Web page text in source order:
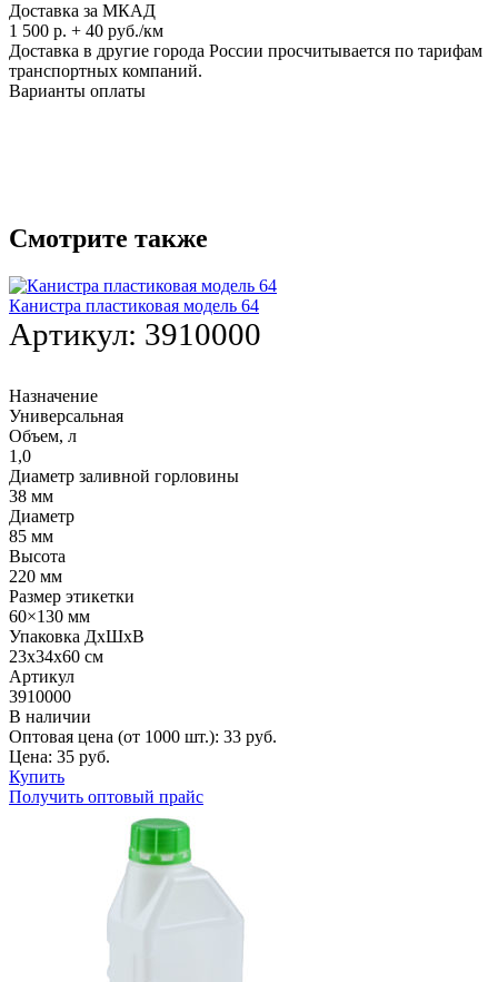
Доставка за МКАД
1 500 р. + 40 руб./км
Доставка в другие города России просчитывается по тарифам
транспортных компаний.
Варианты оплаты
Смотрите также
Канистра пластиковая модель 64
Артикул: 3910000
Назначение
Универсальная
Объем, л
1,0
Диаметр заливной горловины
38 мм
Диаметр
85 мм
Высота
220 мм
Размер этикетки
60×130 мм
Упаковка ДхШхВ
23х34х60 см
Артикул
3910000
В наличии
Оптовая цена (от 1000 шт.): 33 руб.
Цена: 35 руб.
Купить
Получить оптовый прайс